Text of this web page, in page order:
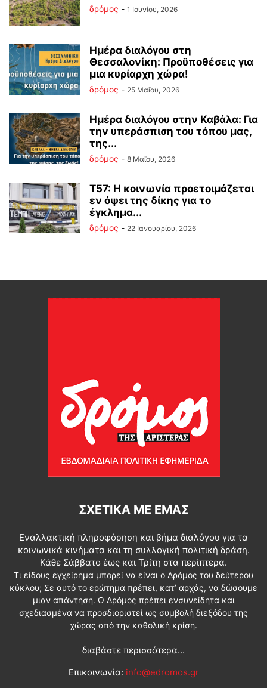
δρόμος - 1 Ιουνίου, 2026
Ημέρα διαλόγου στη
Θεσσαλονίκη: Προϋποθέσεις για
μια κυρίαρχη χώρα!
δρόμος - 25 Μαΐου, 2026
Ημέρα διαλόγου στην Καβάλα: Για
την υπεράσπιση του τόπου μας,
της...
δρόμος - 8 Μαΐου, 2026
Τ57: Η κοινωνία προετοιμάζεται
εν όψει της δίκης για το
έγκλημα...
δρόμος - 22 Ιανουαρίου, 2026
ΣΧΕΤΙΚΆ ΜΕ ΕΜΆΣ
Εναλλακτική πληροφόρηση και βήμα διαλόγου για τα
κοινωνικά κινήματα και τη συλλογική πολιτική δράση.
Κάθε Σάββατο έως και Τρίτη στα περίπτερα.
Τι είδους εγχείρημα μπορεί να είναι ο Δρόμος του δεύτερου
κύκλου; Σε αυτό το ερώτημα πρέπει, κατ’ αρχάς, να δώσουμε
μιαν απάντηση. Ο Δρόμος πρέπει ενσυνείδητα και
σχεδιασμένα να προσδιοριστεί ως συμβολή διεξόδου της
χώρας από την καθολική κρίση.
διαβάστε περισσότερα...
Επικοινωνία: info@edromos.gr